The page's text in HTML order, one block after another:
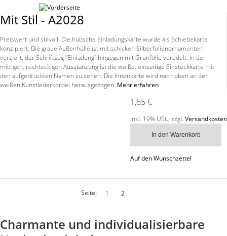
Mit Stil - A2028
Preiswert und stilvoll: Die hübsche Einladungskarte wurde als Schiebekarte
konzipiert. Die graue Außenhülle ist mit schicken Silberfolienornamenten
verziert; der Schriftzug "Einladung" hingegen mit Grünfolie veredelt. In der
mittigen, rechteckigen Ausstanzung ist die weiße, einseitige Einsteckkarte mit
den aufgedruckten Namen zu sehen. Die Innenkarte wird nach oben an der
weißen Kunstlederkordel herausgezogen. Mehr erfahren
1,65 €
Inkl. 19% USt., zzgl. Versandkosten
In den Warenkorb
Auf den Wunschzettel
Seite: 1 2
Charmante und individualisierbare